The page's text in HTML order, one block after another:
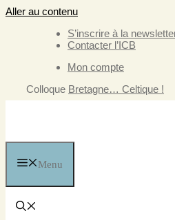
Aller au contenu
S’inscrire à la
Contacter l’ICB
Mon compte
Colloque Bretagne… Celtique !
Menu